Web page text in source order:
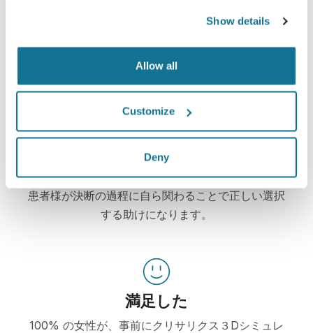
Show details
Allow all
Customize
Deny
クリサリクスは、患者様自身が実施した３Dシミュ
レーションを元に施術を選択し、想像される術後の
仕上がりを判断するお手伝いをします。
患者様が決断の過程に自ら関わることで正しい選択
する助けになります。
満足した
100% の女性が、事前にクリサリクス３Dシミュレ